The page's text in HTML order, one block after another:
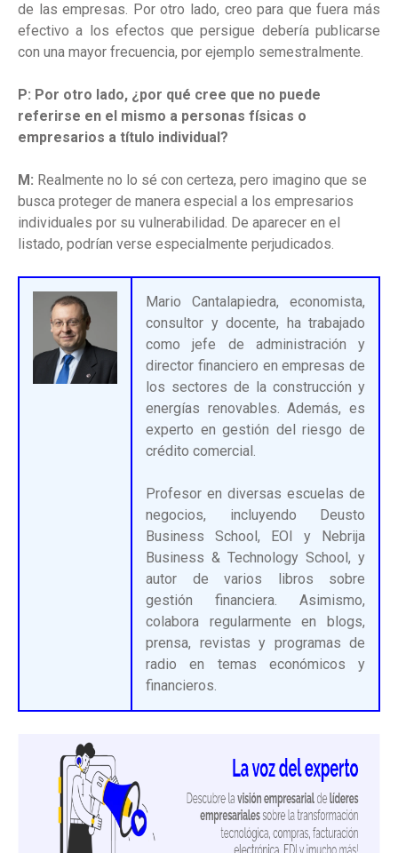
de las empresas. Por otro lado, creo para que fuera más
efectivo a los efectos que persigue debería publicarse
con una mayor frecuencia, por ejemplo semestralmente.
P: Por otro lado, ¿por qué cree que no puede
referirse en el mismo a personas físicas o
empresarios a título individual?
M: Realmente no lo sé con certeza, pero imagino que se
busca proteger de manera especial a los empresarios
individuales por su vulnerabilidad. De aparecer en el
listado, podrían verse especialmente perjudicados.
Mario Cantalapiedra, economista,
consultor y docente, ha trabajado
como jefe de administración y
director financiero en empresas de
los sectores de la construcción y
energías renovables. Además, es
experto en gestión del riesgo de
crédito comercial.
Profesor en diversas escuelas de
negocios, incluyendo Deusto
Business School, EOI y Nebrija
Business & Technology School, y
autor de varios libros sobre
gestión financiera. Asimismo,
colabora regularmente en blogs,
prensa, revistas y programas de
radio en temas económicos y
financieros.